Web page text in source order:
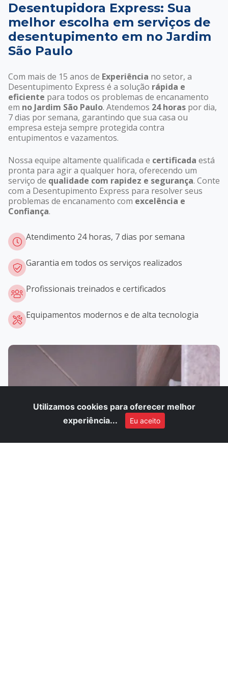
Desentupidora Express: Sua
melhor escolha em serviços de
desentupimento em no Jardim
São Paulo
Com mais de 15 anos de Experiência no setor, a
Desentupimento Express é a solução rápida e
eficiente para todos os problemas de encanamento
em no Jardim São Paulo. Atendemos 24 horas por dia,
7 dias por semana, garantindo que sua casa ou
empresa esteja sempre protegida contra
entupimentos e vazamentos.
Nossa equipe altamente qualificada e certificada está
pronta para agir a qualquer hora, oferecendo um
serviço de qualidade com rapidez e segurança. Conte
com a Desentupimento Express para resolver seus
problemas de encanamento com excelência e
Confiança.
Atendimento 24 horas, 7 dias por semana
Garantia em todos os serviços realizados
Profissionais treinados e certificados
Equipamentos modernos e de alta tecnologia
Utilizamos cookies para oferecer melhor
experiência...
Eu aceito